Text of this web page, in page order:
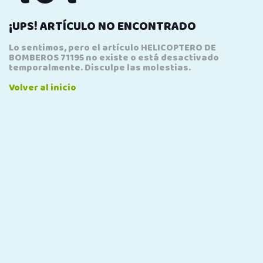
¡UPS! ARTÍCULO NO ENCONTRADO
Lo sentimos, pero el artículo HELICOPTERO DE
BOMBEROS 71195 no existe o está desactivado
temporalmente. Disculpe las molestias.
Volver al inicio